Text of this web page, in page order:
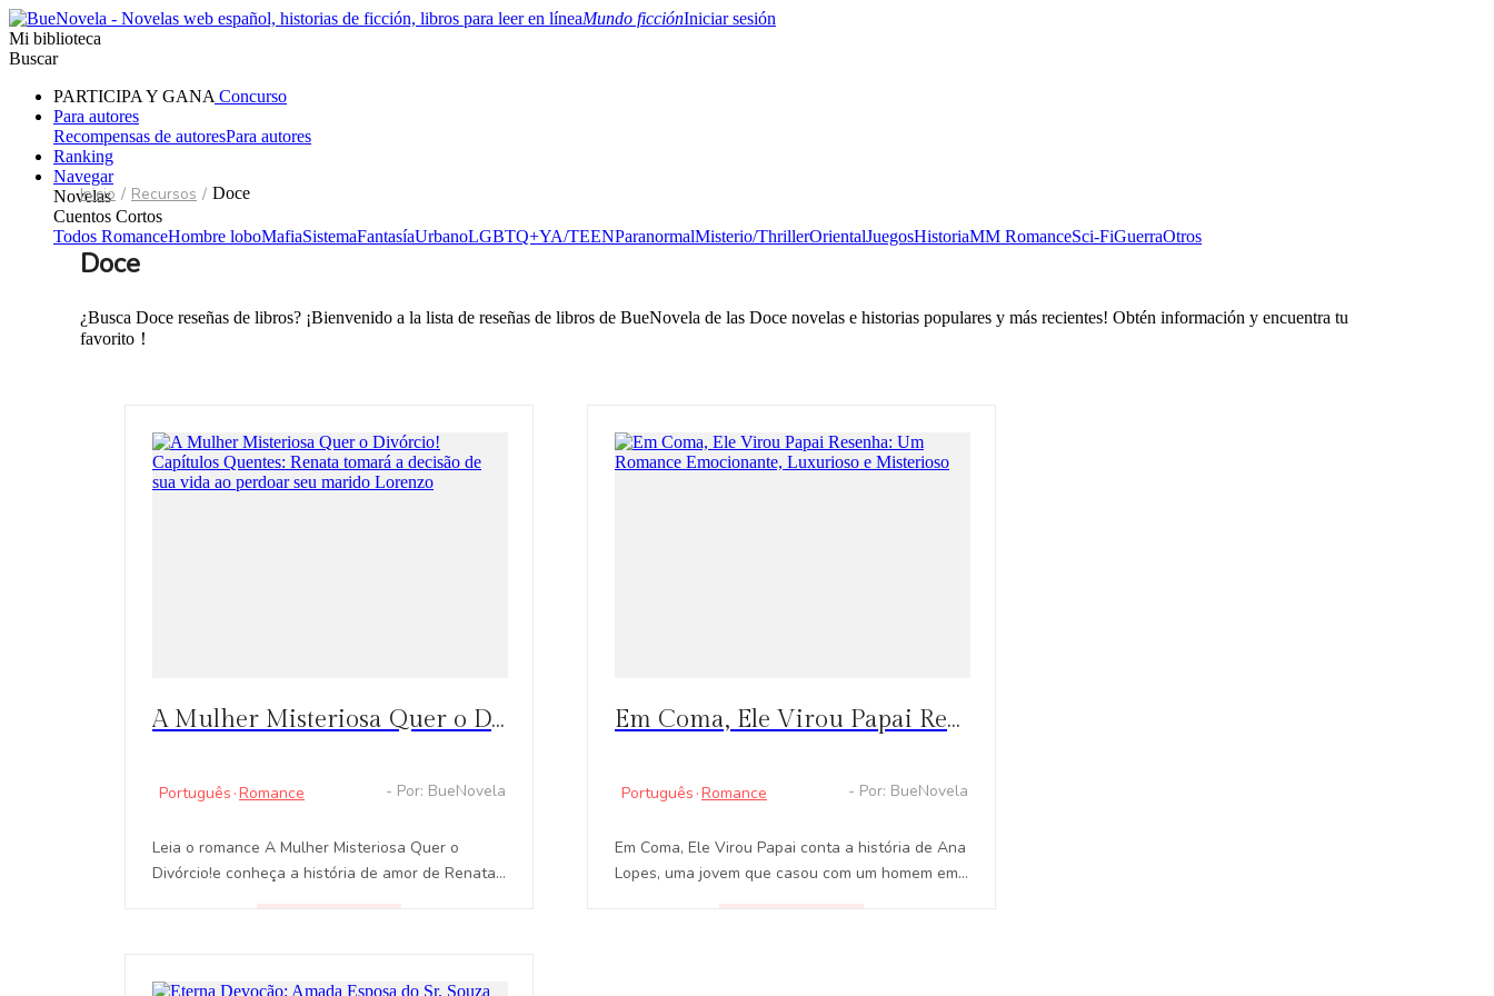
Mundo ficciónIniciar sesión
Mi biblioteca
Buscar
PARTICIPA Y GANA Concurso
Para autores
Recompensas de autoresPara autores
Ranking
Navegar
Novelas
Cuentos Cortos
Todos RomanceHombre loboMafiaSistemaFantasíaUrbanoLGBTQ+YA/TEENParanormalMisterio/ThrillerOrientalJuegosHistoriaMM RomanceSci-FiGuerraOtros
Inicio / Recursos / Doce
Doce
¿Busca Doce reseñas de libros? ¡Bienvenido a la lista de reseñas de libros de BueNovela de las Doce novelas e historias populares y más recientes! Obtén información y encuentra tu
favorito！
A Mulher Misteriosa Quer o Divórcio! Capítulos Quentes: Renata tomará a decisão de sua vida ao perdoar seu marido Lorenzo
Português ·Romance - Por: BueNovela
Leia o romance A Mulher Misteriosa Quer o
Divórcio!e conheça a história de amor de Renata
Em Coma, Ele Virou Papai Resenha: Um Romance Emocionante, Luxurioso e Misterioso
Português ·Romance - Por: BueNovela
Em Coma, Ele Virou Papai conta a história de Ana
Lopes, uma jovem que casou com um homem em